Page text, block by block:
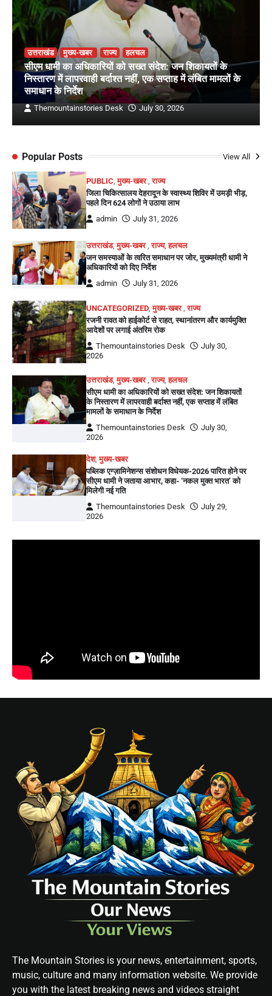
उत्तराखंड मुख्य-खबर राज्य हलचल
सीएम धामी का अधिकारियों को सख्त संदेश: जन शिकायतों के
निस्तारण में लापरवाही बर्दाश्त नहीं, एक सप्ताह में लंबित मामलों के
समाधान के निर्देश
Themountainstories Desk July 30, 2026
Popular Posts View All
PUBLIC ,मुख्य-खबर ,राज्य
जिला चिकित्सालय देहरादून के स्वास्थ्य शिविर में उमड़ी भीड़,
पहले दिन 624 लोगों ने उठाया लाभ
admin
July 31, 2026
उत्तराखंड,मुख्य-खबर ,राज्य,हलचल
जन समस्याओं के त्वरित समाधान पर जोर, मुख्यमंत्री धामी ने
अधिकारियों को दिए निर्देश
admin
July 31, 2026
UNCATEGORIZED ,मुख्य-खबर ,राज्य
रजनी रावत को हाईकोर्ट से राहत, स्थानांतरण और कार्यमुक्ति
आदेशों पर लगाई अंतरिम रोक
Themountainstories Desk
July 30,
2026
उत्तराखंड,मुख्य-खबर,राज्य,हलचल
सीएम धामी का अधिकारियों को सख्त संदेश: जन शिकायतों
के निस्तारण में लापरवाही बर्दाश्त नहीं, एक सप्ताह में लंबित
मामलों के समाधान के निर्देश
Themountainstories Desk
July 30,
2026
देश,मुख्य-खबर
पब्लिक एग्ज़ामिनेशन्स संशोधन विधेयक-2026 पारित होने पर
सीएम धामी ने जताया आभार, कहा- ‘नकल मुक्त भारत’ को
मिलेगी नई गति
Themountainstories Desk
July 29,
2026
The Mountain Stories is your news, entertainment, sports,
music, culture and many information website. We provide
you with the latest breaking news and videos straight